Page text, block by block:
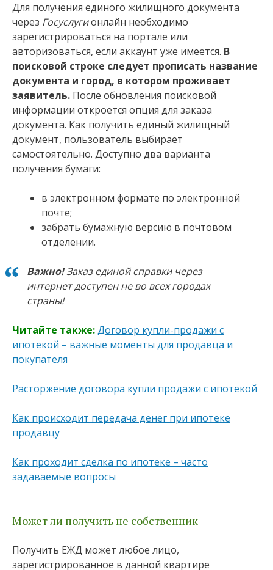
Для получения единого жилищного документа
через Госуслугионлайн необходимо
зарегистрироваться на портале или
авторизоваться, если аккаунт уже имеется. В
поисковой строке следует прописать название
документа и город, в котором проживает
заявитель. После обновления поисковой
информации откроется опция для заказа
документа. Как получить единый жилищный
документ, пользователь выбирает
самостоятельно. Доступно два варианта
получения бумаги:
в электронном формате по электронной
почте;
забрать бумажную версию в почтовом
отделении.
Важно!Заказ единой справки через
интернет доступен не во всех городах
страны!
Читайте также:Договор купли-продажи с
ипотекой – важные моменты для продавца и
покупателя
Расторжение договора купли продажи с ипотекой
Как происходит передача денег при ипотеке
продавцу
Как проходит сделка по ипотеке – часто
задаваемые вопросы
Может ли получить не собственник
Получить ЕЖД может любое лицо,
зарегистрированное в данной квартире